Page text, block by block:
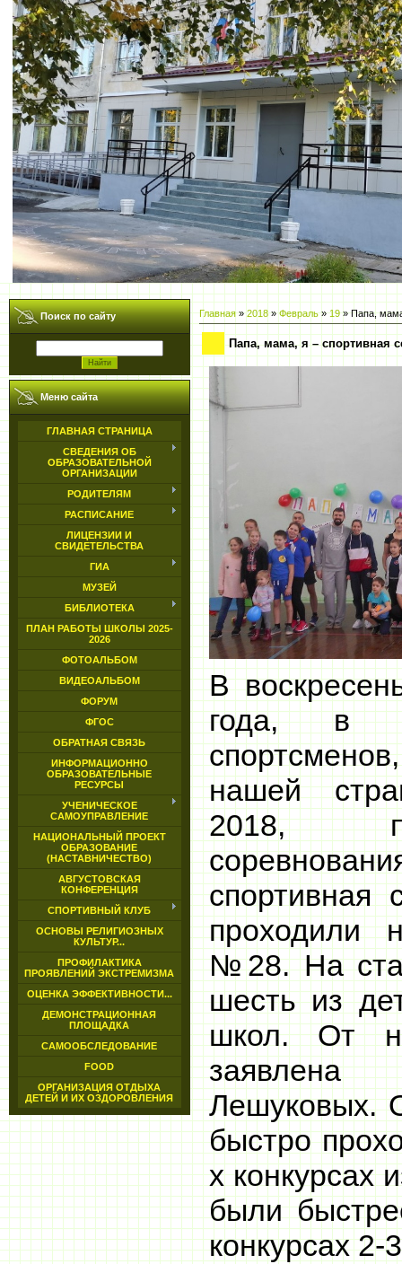
Поиск по сайту
Меню сайта
ГЛАВНАЯ СТРАНИЦА
СВЕДЕНИЯ ОБ
ОБРАЗОВАТЕЛЬНОЙ
ОРГАНИЗАЦИИ
РОДИТЕЛЯМ
РАСПИСАНИЕ
ЛИЦЕНЗИИ И
СВИДЕТЕЛЬСТВА
ГИА
МУЗЕЙ
БИБЛИОТЕКА
ПЛАН РАБОТЫ ШКОЛЫ 2025-
2026
ФОТОАЛЬБОМ
ВИДЕОАЛЬБОМ
ФОРУМ
ФГОС
ОБРАТНАЯ СВЯЗЬ
ИНФОРМАЦИОННО
ОБРАЗОВАТЕЛЬНЫЕ
РЕСУРСЫ
УЧЕНИЧЕСКОЕ
САМОУПРАВЛЕНИЕ
НАЦИОНАЛЬНЫЙ ПРОЕКТ
ОБРАЗОВАНИЕ
(НАСТАВНИЧЕСТВО)
АВГУСТОВСКАЯ
КОНФЕРЕНЦИЯ
СПОРТИВНЫЙ КЛУБ
ОСНОВЫ РЕЛИГИОЗНЫХ
КУЛЬТУР...
ПРОФИЛАКТИКА
ПРОЯВЛЕНИЙ ЭКСТРЕМИЗМА
ОЦЕНКА ЭФФЕКТИВНОСТИ...
ДЕМОНСТРАЦИОННАЯ
ПЛОЩАДКА
САМООБСЛЕДОВАНИЕ
FOOD
ОРГАНИЗАЦИЯ ОТДЫХА
ДЕТЕЙ И ИХ ОЗДОРОВЛЕНИЯ
Главная»2018 » Февраль » 19» Папа,
Папа, мама, я – спортивная
В
года, в
нашей
2018,
спортивная
№28. На
шесть из
школ. От
Лешуковых.
быстро
х конкурсах
были
конкурсах 2-